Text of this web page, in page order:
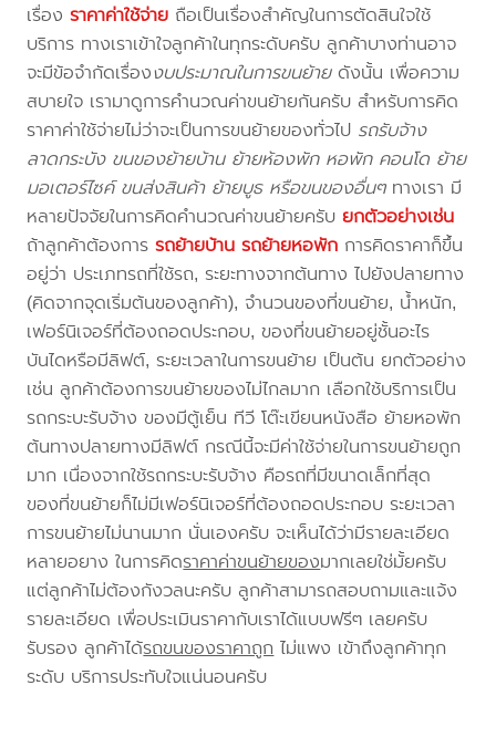
เรื่องราคาค่าใช้จ่าย ถือเป็นเรื่องสำคัญในการตัดสินใจใช้
บริการ ทางเราเข้าใจลูกค้าในทุกระดับครับ ลูกค้าบางท่านอาจ
จะมีข้อจำกัดเรื่องงบประมาณในการขนย้ายดังนั้น เพื่อความ
สบายใจ เรามาดูการคำนวณค่าขนย้ายกันครับ สำหรับการคิด
ราคาค่าใช้จ่ายไม่ว่าจะเป็นการขนย้ายของทั่วไป รถรับจ้าง
ลาดกระบัง ขนของย้ายบ้าน ย้ายห้องพัก หอพัก คอนโด ย้าย
มอเตอร์ไซค์ ขนส่งสินค้า ย้ายบูธ หรือขนของอื่นๆทางเรา มี
หลายปัจจัยในการคิดคำนวณค่าขนย้ายครับยกตัวอย่างเช่น
ถ้าลูกค้าต้องการรถย้ายบ้าน รถย้ายหอพัก การคิดราคาก็ขึ้น
อยู่ว่า ประเภทรถที่ใช้รถ, ระยะทางจากต้นทาง ไปยังปลายทาง
(คิดจากจุดเริ่มต้นของลูกค้า), จำนวนของที่ขนย้าย, น้ำหนัก,
เฟอร์นิเจอร์ที่ต้องถอดประกอบ, ของที่ขนย้ายอยู่ชั้นอะไร
บันไดหรือมีลิฟต์, ระยะเวลาในการขนย้าย เป็นต้น ยกตัวอย่าง
เช่น ลูกค้าต้องการขนย้ายของไม่ไกลมาก เลือกใช้บริการเป็น
รถกระบะรับจ้าง ของมีตู้เย็น ทีวี โต๊ะเขียนหนังสือ ย้ายหอพัก
ต้นทางปลายทางมีลิฟต์ กรณีนี้จะมีค่าใช้จ่ายในการขนย้ายถูก
มาก เนื่องจากใช้รถกระบะรับจ้าง คือรถที่มีขนาดเล็กที่สุด
ของที่ขนย้ายก็ไม่มีเฟอร์นิเจอร์ที่ต้องถอดประกอบ ระยะเวลา
การขนย้ายไม่นานมาก นั่นเองครับ จะเห็นได้ว่ามีรายละเอียด
หลายอยาง ในการคิดราคาค่าขนย้ายของมากเลยใช่มั้ยครับ
แต่ลูกค้าไม่ต้องกังวลนะครับ ลูกค้าสามารถสอบถามและแจ้ง
รายละเอียด เพื่อประเมินราคากับเราได้แบบฟรีๆ เลยครับ
รับรอง ลูกค้าได้รถขนของราคาถูกไม่แพง เข้าถึงลูกค้าทุก
ระดับ บริการประทับใจแน่นอนครับ